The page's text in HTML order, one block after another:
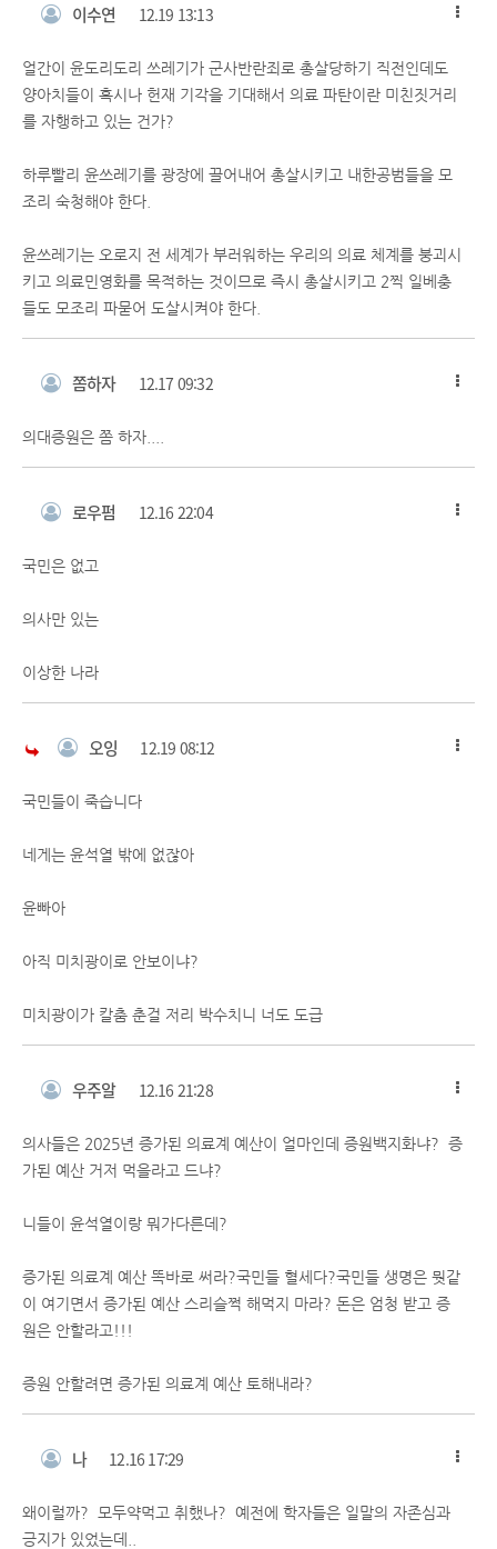
이수연 12.19 13:13
얼간이 윤도리도리 쓰레기가 군사반란죄로 총살당하기 직전인데도
양아치들이 혹시나 헌재 기각을 기대해서 의료 파탄이란 미친짓거리
를 자행하고 있는 건가?
하루빨리 윤쓰레기를 광장에 끌어내어 총살시키고 내한공범들을 모
조리 숙청해야 한다.
윤쓰레기는 오로지 전 세계가 부러워하는 우리의 의료 체계를 붕괴시
키고 의료민영화를 목적하는 것이므로 즉시 총살시키고 2찍 일베충
들도 모조리 파묻어 도살시켜야 한다.
쫌하자 12.17 09:32
의대증원은 쫌 하자....
로우펌 12.16 22:04
국민은 없고
의사만 있는
이상한 나라
오잉 12.19 08:12
국민들이 죽습니다
네게는 윤석열 밖에 없잖아
윤빠아
아직 미치광이로 안보이냐?
미치광이가 칼춤 춘걸 저리 박수치니 너도 도급
우주알 12.16 21:28
의사들은 2025년 증가된 의료계 예산이 얼마인데 증원백지화냐? 증
가된 예산 거저 먹을라고 드냐?
니들이 윤석열이랑 뭐가다른데?
증가된 의료계 예산 똑바로 써라?국민들 혈세다?국민들 생명은 뭣같
이 여기면서 증가된 예산 스리슬쩍 해먹지 마라? 돈은 엄청 받고 증
원은 안할라고!!!
증원 안할려면 증가된 의료계 예산 토해내라?
나 12.16 17:29
왜이럴까? 모두약먹고 취했나? 예전에 학자들은 일말의 자존심과
긍지가 있었는데..